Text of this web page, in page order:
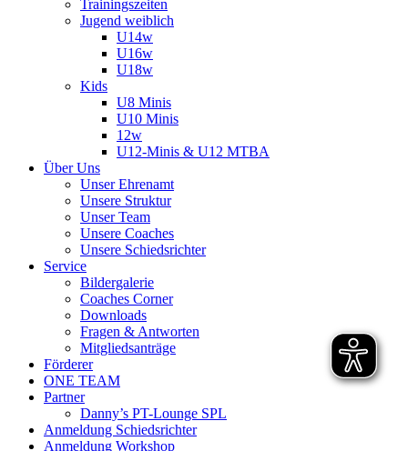
Trainingszeiten
Jugend weiblich
U14w
U16w
U18w
Kids
U8 Minis
U10 Minis
12w
U12-Minis & U12 MTBA
Über Uns
Unser Ehrenamt
Unsere Struktur
Unser Team
Unsere Coaches
Unsere Schiedsrichter
Service
Bildergalerie
Coaches Corner
Downloads
Fragen & Antworten
Mitgliedsanträge
Förderer
ONE TEAM
Partner
Danny’s PT-Lounge SPL
Anmeldung Schiedsrichter
Anmeldung Workshop